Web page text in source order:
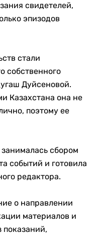
свидетелей,
эпизодов
стали
собственного
Дуйсеновой.
Казахстана она не
поэтому ее
сбором
событий и готовила
редактора.
о направлении
материалов и
показаний,